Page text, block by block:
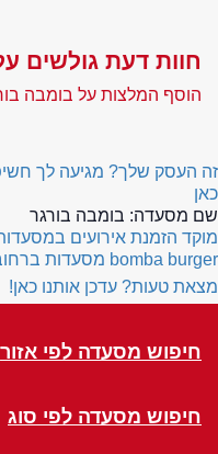
חוות דעת גולשים
הוסף המלצות על בומבה
זה העסק שלך? מגיעה לך
כאן
שם מסעדה: בומבה בורגר
מוקד הזמנת אירועים
bomba burger מסעדות
מצאת טעות? עדכן אותנו כאן!
חיפוש מסעדה לפי אזור
חיפוש מסעדה לפי סוג